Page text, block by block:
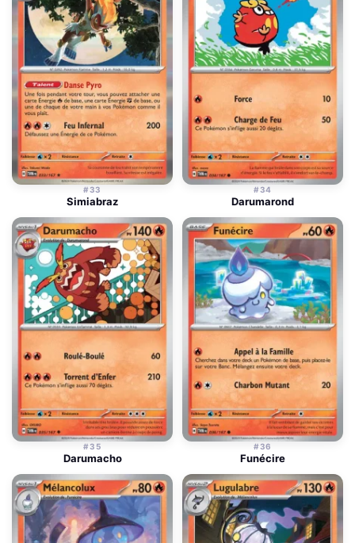
#33
Simiabraz
#34
Darumarond
#35
Darumacho
#36
Funécire